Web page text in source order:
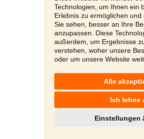
Technologien, um Ihnen ein
Erlebnis zu ermöglichen
Sie sehen, besser an Ihre
anzupassen. Diese
außerdem, um Ergebnisse
verstehen, woher unsere
oder um unsere Website
Alle
Ich lehne
Einstellungen